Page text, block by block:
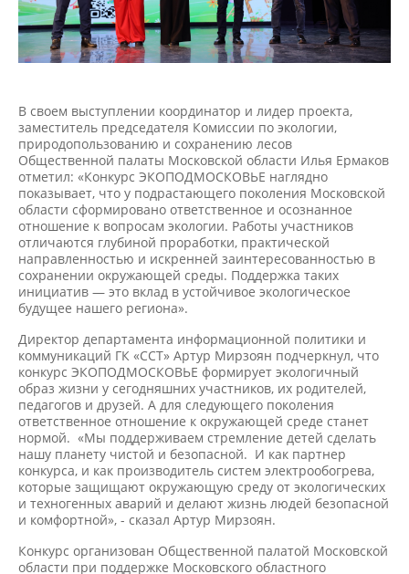
В своем выступлении координатор и лидер проекта,
заместитель председателя Комиссии по экологии,
природопользованию и сохранению лесов
Общественной палаты Московской области Илья Ермаков
отметил: «Конкурс ЭКОПОДМОСКОВЬЕ наглядно
показывает, что у подрастающего поколения Московской
области сформировано ответственное и осознанное
отношение к вопросам экологии. Работы участников
отличаются глубиной проработки, практической
направленностью и искренней заинтересованностью в
сохранении окружающей среды. Поддержка таких
инициатив — это вклад в устойчивое экологическое
будущее нашего региона».
Директор департамента информационной политики и
коммуникаций ГК «ССТ» Артур Мирзоян подчеркнул, что
конкурс ЭКОПОДМОСКОВЬЕ формирует экологичный
образ жизни у сегодняшних участников, их родителей,
педагогов и друзей. А для следующего поколения
ответственное отношение к окружающей среде станет
нормой. «Мы поддерживаем стремление детей сделать
нашу планету чистой и безопасной. И как партнер
конкурса, и как производитель систем электрообогрева,
которые защищают окружающую среду от экологических
и техногенных аварий и делают жизнь людей безопасной
и комфортной», - сказал Артур Мирзоян.
Конкурс организован Общественной палатой Московской
области при поддержке Московского областного